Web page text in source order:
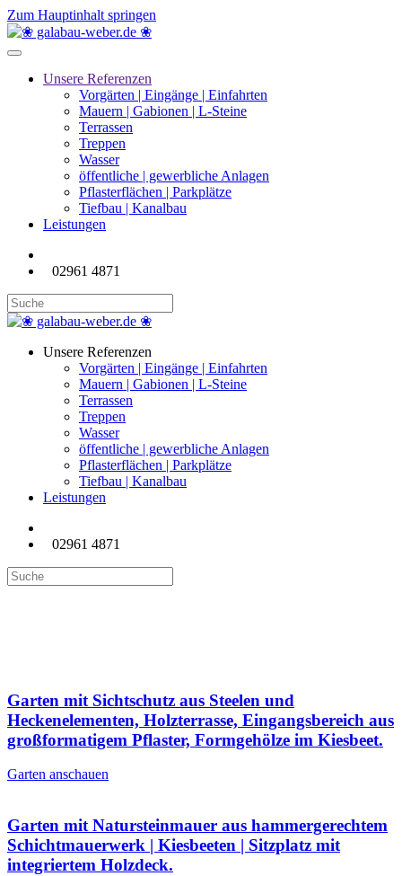
Zum Hauptinhalt springen
Unsere Referenzen
Vorgärten | Eingänge | Einfahrten
Mauern | Gabionen | L-Steine
Terrassen
Treppen
Wasser
öffentliche | gewerbliche Anlagen
Pflasterflächen | Parkplätze
Tiefbau | Kanalbau
Leistungen
02961 4871
Unsere Referenzen
Vorgärten | Eingänge | Einfahrten
Mauern | Gabionen | L-Steine
Terrassen
Treppen
Wasser
öffentliche | gewerbliche Anlagen
Pflasterflächen | Parkplätze
Tiefbau | Kanalbau
Leistungen
02961 4871
Garten mit Sichtschutz aus Steelen und
Heckenelementen, Holzterrasse, Eingangsbereich aus
großformatigem Pflaster, Formgehölze im Kiesbeet.
Garten anschauen
Garten mit Natursteinmauer aus hammergerechtem
Schichtmauerwerk | Kiesbeeten | Sitzplatz mit
integriertem Holzdeck.